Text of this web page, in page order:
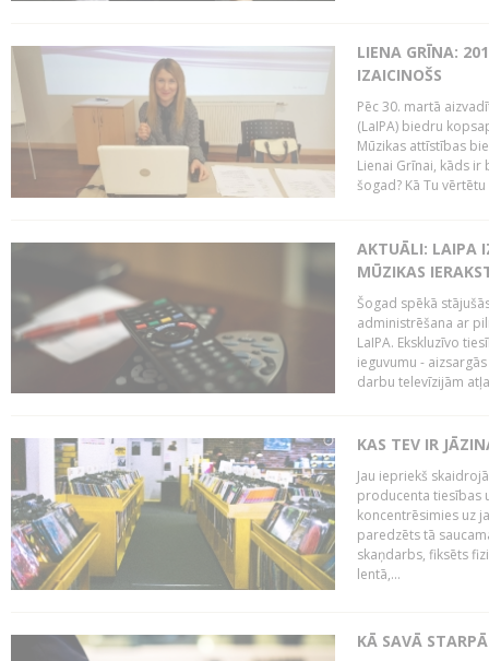
LIENA GRĪNA:
IZAICINOŠS
Pēc 30. martā
(LaIPA) biedru
Mūzikas attīstības
Lienai Grīnai, kāds ir
šogad? Kā Tu
AKTUĀLI: LAIPA
MŪZIKAS
Šogad spēkā
administrēšana ar
LaIPA. Ekskluzīvo
ieguvumu -
darbu televīzijām
KAS TEV IR
Jau iepriekš
producenta tiesības
koncentrēsimies uz
paredzēts tā
skaņdarbs, fiksēts
lentā,...
KĀ SAVĀ